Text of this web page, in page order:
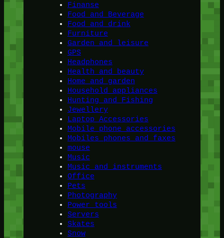
Finanse
Food and Beverage
Food and drink
Furniture
Garden and leisure
GPS
Headphones
Health and beauty
Home and garden
Household appliances
Hunting and Fishing
Jewellery
Laptop Accessories
Mobile phone accessories
Mobiles phones and faxes
mouse
Music
Music and instruments
Office
Pets
Photography
Power tools
Servers
Skates
Snow